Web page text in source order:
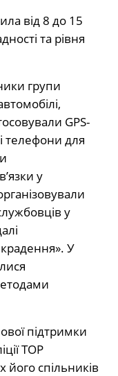
від 8 до 15
та рівня
групи
GPS-
телефони для
у
у
У
підтримки
ТОР
його спільників